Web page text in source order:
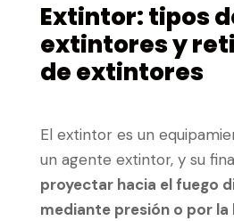
Extintor: tipos
extintores y
de extintores
El extintor es un
un agente extintor, y su
proyectar hacia el fuego
mediante presión o por la